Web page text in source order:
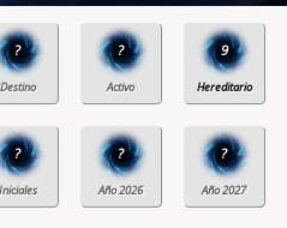
? ? 9
? ? ?